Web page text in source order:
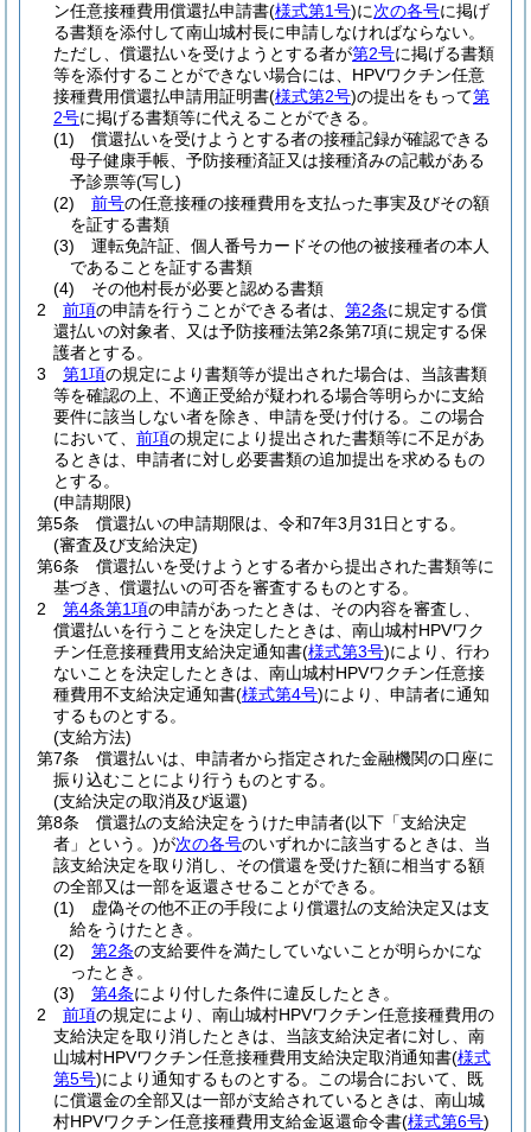
ン任意接種費用償還払申請書(様式第1号)に次の各号に掲げ
る書類を添付して南山城村長に申請しなければならない。
ただし、償還払いを受けようとする者が第2号に掲げる書類
等を添付することができない場合には、HPVワクチン任意
接種費用償還払申請用証明書(様式第2号)の提出をもって第
2号に掲げる書類等に代えることができる。
(1)
償還払いを受けようとする者の接種記録が確認できる
母子健康手帳、予防接種済証又は接種済みの記載がある
予診票等(写し)
(2)
前号の任意接種の接種費用を支払った事実及びその額
を証する書類
(3)
運転免許証、個人番号カードその他の被接種者の本人
であることを証する書類
(4)
その他村長が必要と認める書類
2
前項の申請を行うことができる者は、 第2条に規定する償
還払いの対象者、又は予防接種法第2条第7項に規定する保
護者とする。
3
第1項の規定により書類等が提出された場合は、当該書類
等を確認の上、不適正受給が疑われる場合等明らかに支給
要件に該当しない者を除き、申請を受け付ける。
この場合
において、 前項の規定により提出された書類等に不足があ
るときは、申請者に対し必要書類の追加提出を求めるもの
とする。
(申請期限)
第5条
償還払いの申請期限は、令和7年3月31日とする。
(審査及び支給決定)
第6条
償還払いを受けようとする者から提出された書類等に
基づき、償還払いの可否を審査するものとする。
2
第4条第1項の申請があったときは、その内容を審査し、
償還払いを行うことを決定したときは、南山城村HPVワク
チン任意接種費用支給決定通知書(様式第3号)により、行わ
ないことを決定したときは、南山城村HPVワクチン任意接
種費用不支給決定通知書(様式第4号)により、申請者に通知
するものとする。
(支給方法)
第7条
償還払いは、申請者から指定された金融機関の口座に
振り込むことにより行うものとする。
(支給決定の取消及び返還)
第8条
償還払の支給決定をうけた申請者(以下「支給決定
者」という。)が次の各号のいずれかに該当するときは、当
該支給決定を取り消し、その償還を受けた額に相当する額
の全部又は一部を返還させることができる。
(1)
虚偽その他不正の手段により償還払の支給決定又は支
給をうけたとき。
(2)
第2条の支給要件を満たしていないことが明らかにな
ったとき。
(3)
第4条により付した条件に違反したとき。
2
前項の規定により、南山城村HPVワクチン任意接種費用の
支給決定を取り消したときは、当該支給決定者に対し、南
山城村HPVワクチン任意接種費用支給決定取消通知書(様式
第5号)により通知するものとする。
この場合において、既
に償還金の全部又は一部が支給されているときは、南山城
村HPVワクチン任意接種費用支給金返還命令書(様式第6号)